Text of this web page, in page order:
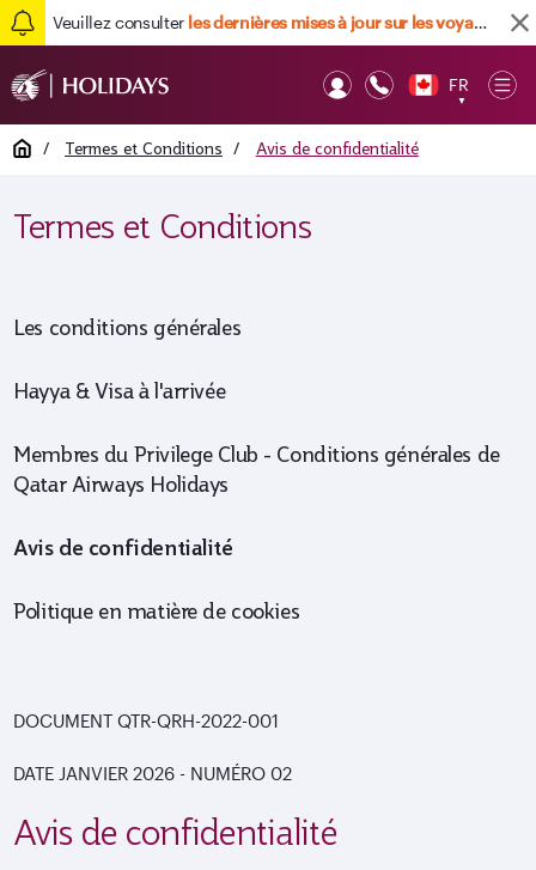
Veuillez consulter les dernières mises à jour sur les voyages ici
FR
▼
Home / Termes et Conditions / Avis de confidentialité
Termes et Conditions
Politique en matière de cookies
Les conditions générales
Hayya & Visa à l'arrivée
Membres du Privilege Club - Conditions générales de
Qatar Airways Holidays
Avis de confidentialité
DOCUMENT QTR-QRH-2022-001
DATE JANVIER 2026 - NUMÉRO 02
Avis de confidentialité